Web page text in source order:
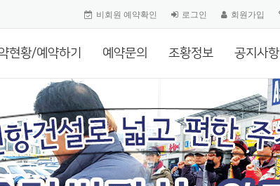
비회원 예약확인 로그인 회원가입
현황/예약하기 예약문의 조황정보 공지사항